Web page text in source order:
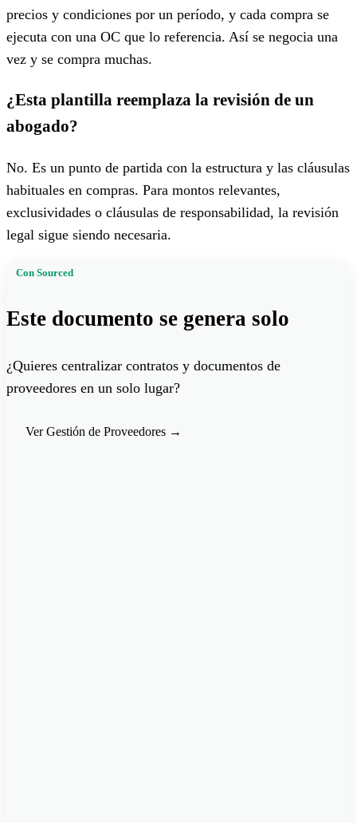
precios y condiciones por un período, y cada compra se
ejecuta con una OC que lo referencia. Así se negocia una
vez y se compra muchas.
¿Esta plantilla reemplaza la revisión de un
abogado?
No. Es un punto de partida con la estructura y las cláusulas
habituales en compras. Para montos relevantes,
exclusividades o cláusulas de responsabilidad, la revisión
legal sigue siendo necesaria.
Con Sourced
Este documento se genera solo
¿Quieres centralizar contratos y documentos de
proveedores en un solo lugar?
Ver Gestión de Proveedores →